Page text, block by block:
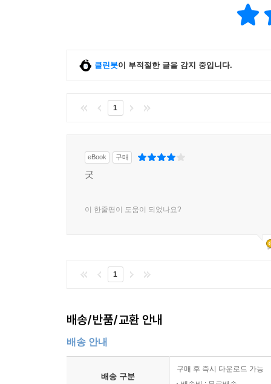
낮추는 계기가 되”기를 바란다는 소회를 전했다.
클린봇이 부적절한 글을 감지 중입니다.
1
eBook 구매
굿
이 한줄평이 도움이 되었나요?
1
배송/반품/교환 안내
배송 안내
배송 구분
구매 후 즉시 다운로드 가능